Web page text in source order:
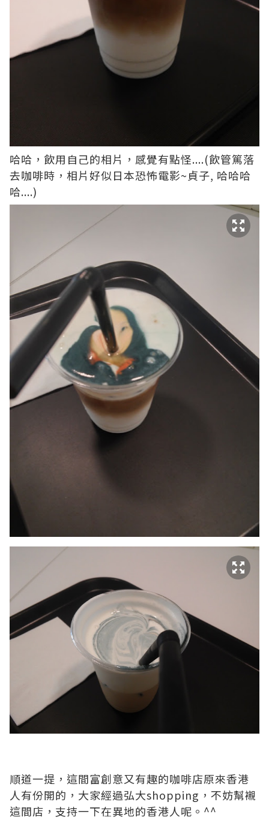
哈哈，飲用自己的相片，感覺有點怪....(飲管篤落
去咖啡時，相片好似日本恐怖電影~貞子, 哈哈哈
哈....)
順道一提，這間富創意又有趣的咖啡店原來香港
人有份開的，大家經過弘大shopping，不妨幫襯
這間店，支持一下在異地的香港人呢。^^